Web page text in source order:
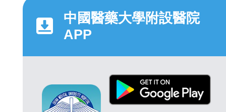
中國醫藥大學附設醫院
APP